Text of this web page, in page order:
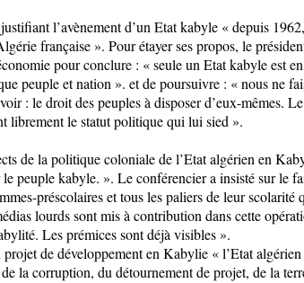
l’avènement d’un Etat kabyle « depuis
française ». Pour étayer ses propos, le
pour conclure : « seule un Etat kabyle est
peuple et nation ». et de poursuivre : « nous ne
: le droit des peuples à disposer d’eux-mêmes.
librement le statut politique qui lui sied ».
de la politique coloniale de l’Etat algérien en
peuple kabyle. ». Le conférencier a insisté sur le
préscolaires et tous les paliers de leur
lourds sont mis à contribution dans cette
Les prémices sont déjà visibles ».
de développement en Kabylie « l’Etat
la corruption, du détournement de projet, de la